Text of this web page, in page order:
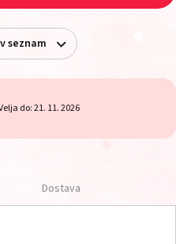
seznam
do: 21. 11. 2026
Dostava